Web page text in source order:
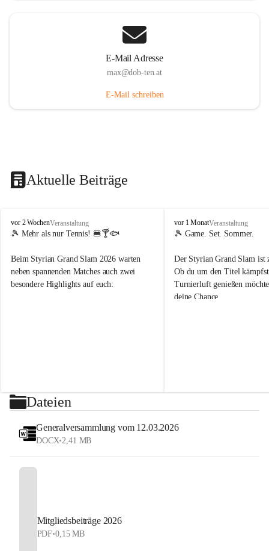
E-Mail Adresse
max@dob-ten.at
E-Mail schreiben
Aktuelle Beiträge
d
o
t
n
.
vor 2 WochenVeranstaltung
🎾 Mehr als nur Tennis! 🍔🍸🐟
Beim Styrian Grand Slam 2026 warten
neben spannenden Matches auch zwei
besondere Highlights auf euch:
⏰ Nennschluss: 27. Juli 2026, 23:59 Uhr
Jetzt anmelden und Tennis, Kulinarik und
Sommerstimmung erleben!
d
o
t
e
n
.
t
vor 1 MonatVeranstaltung
🎾 Game. Set. Sommer.
Der Styrian Grand Slam ist
Ob du um den Titel
Turnierluft genießen
deine Chance.
#StyrianGrandSlam
#allyouneedisballs
Dateien
Generalversammlung vom 12.03.2026
DOCX•2,41 MB
Mitgliedsbeiträge 2026
PDF•0,15 MB